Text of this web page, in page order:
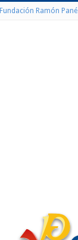
Fundación Ramón Pané